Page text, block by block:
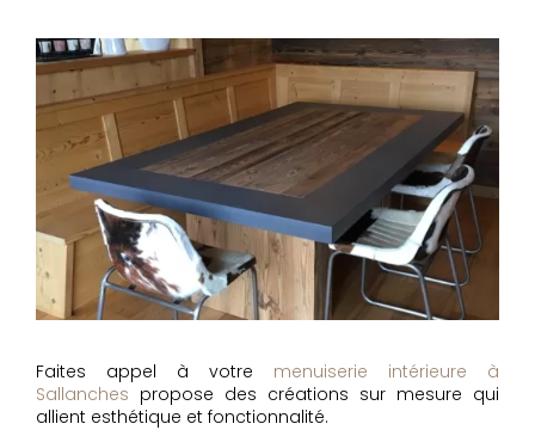
Faites appel à votre menuiserie intérieure à
Sallanches propose des créations sur mesure qui
allient esthétique et fonctionnalité.